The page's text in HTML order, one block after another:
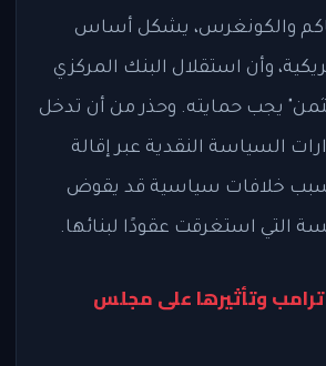
والكونغرس، يشكل أساس
وأن استقلال البنك المركزي
يجب حمايته. وحذر من أن تدخل
السياسة النقدية عبر إقالة
خلافات سياسية قد يقوض
التي استغرقت عقودًا لبنائها.
ترامب وتأثيرها على مجلس